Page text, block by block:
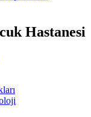
Hastanesi